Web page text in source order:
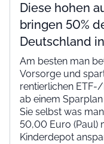
Diese hohen
bringen 50%
Deutschland
Am besten man
Vorsorge und
rentierlichen
ab einem
Sie selbst was
50,00 Euro (Paul)
Kinderdepot